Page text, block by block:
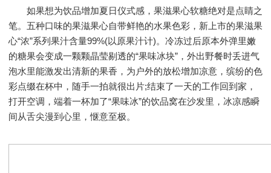
如果想为饮品增加夏日仪式感，果滋果心软糖绝对是点睛之
笔。五种口味的果滋果心自带鲜艳的水果色彩，新上市的果滋果
心“浓”系列果汁含量99%(以原果汁计)。冷冻过后原本外弹里嫩
的糖果会变成一颗颗晶莹剔透的“果味冰块”，外出野餐时丢进气
泡水里能激发出清新的果香，为户外的放松增加凉意，缤纷的色
彩点缀在杯中，随手一拍就很出片;结束了一天的工作回到家，
打开空调，端着一杯加了“果味冰”的饮品窝在沙发里，冰凉感瞬
间从舌尖漫到心里，惬意至极。